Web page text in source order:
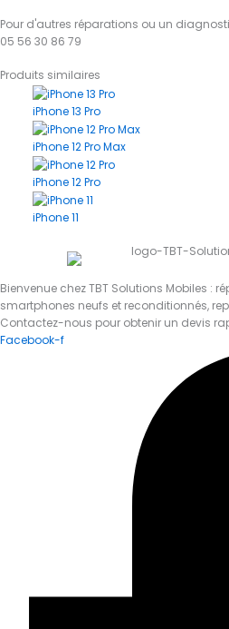
Pour d'autres réparations ou un
05 56 30 86 79
Produits similaires
iPhone 13 Pro
iPhone 12 Pro Max
iPhone 12 Pro
iPhone 11
Bienvenue chez TBT Solutions Mobiles :
smartphones neufs et reconditionnés,
Contactez-nous pour obtenir un devis
Facebook-f